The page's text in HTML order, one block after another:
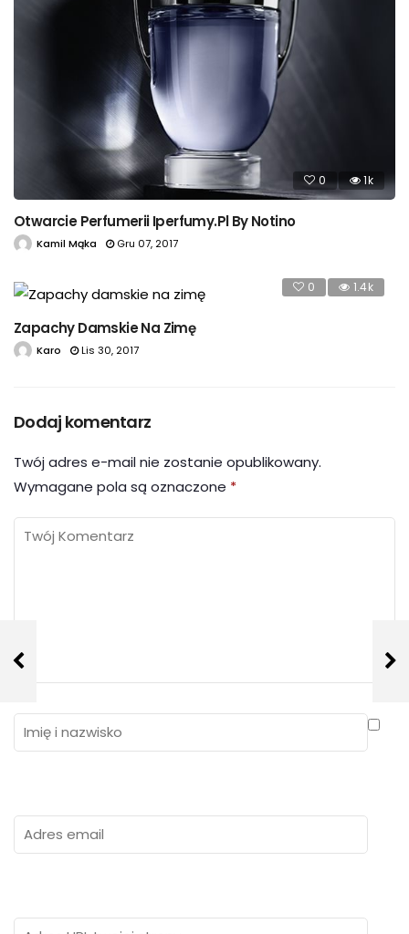
0 1k
Otwarcie Perfumerii Iperfumy.pl By Notino
Kamil Mąka Gru 07, 2017
0 1.4k
Zapachy Damskie Na Zimę
Karo Lis 30, 2017
Dodaj komentarz
Twój adres e-mail nie zostanie opublikowany.
Wymagane pola są oznaczone *